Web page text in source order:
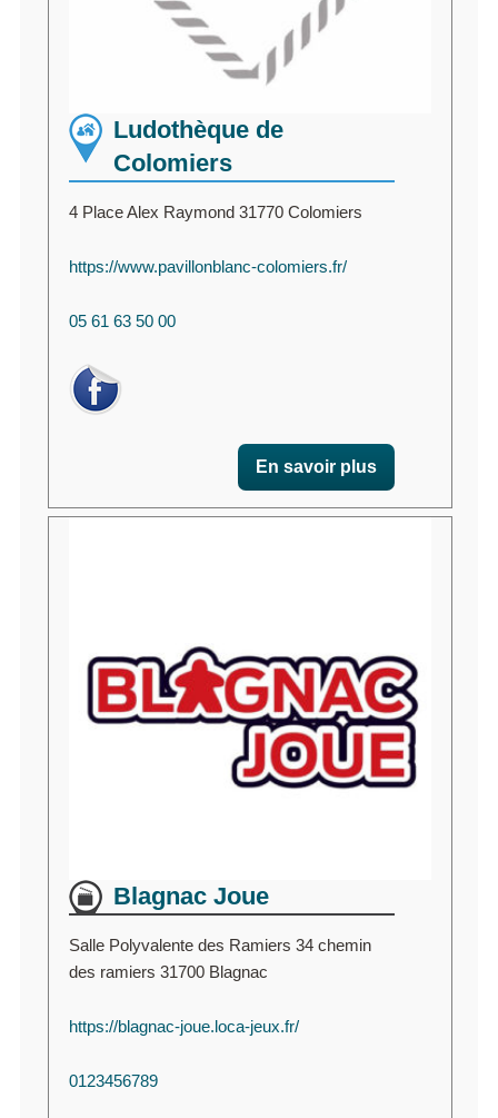
Ludothèque de
Colomiers
4 Place Alex Raymond 31770 Colomiers
https://www.pavillonblanc-colomiers.fr/
05 61 63 50 00
En savoir plus
Blagnac Joue
Salle Polyvalente des Ramiers 34 chemin
des ramiers 31700 Blagnac
https://blagnac-joue.loca-jeux.fr/
0123456789